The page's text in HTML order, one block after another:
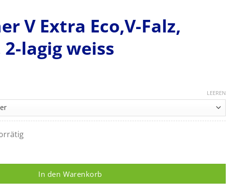
V Extra Eco,V-Falz,
2-lagig weiss
LEEREN
In den Warenkorb